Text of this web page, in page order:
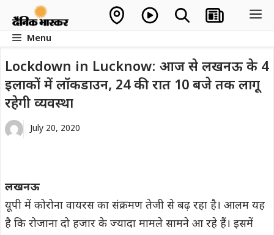
contentMenu
Lockdown in Lucknow: आज से लखनऊ के 4
इलाकों में लॉकडाउन, 24 की रात 10 बजे तक लागू
रहेगी व्यवस्था
July 20, 2020
लखनऊ
यूपी में कोरोना वायरस का संक्रमण तेजी से बढ़ रहा है। आलम यह
है कि रोजाना दो हजार के ज्यादा मामले सामने आ रहे हैं। इसमें